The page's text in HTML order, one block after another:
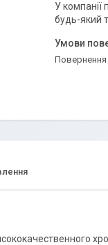
У компанії
будь-який